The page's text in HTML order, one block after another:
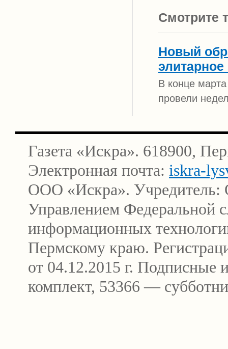
Смотрите
Новый
В конце
провели
Газета «Искра». 618900,
Электронная почта: iskra-
ООО «Искра». Учредитель:
Управлением Федеральной
информационных
Пермскому краю.
от 04.12.2015 г.
комплект, 53366 —